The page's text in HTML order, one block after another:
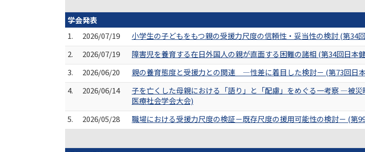
学会発表
1.
2026/07/19
小学生の子どもをもつ親の受援力尺度の信頼性・妥当性の検討 (第34
2.
2026/07/19
障害児を養育する在日外国人の親が直面する困難の諸相 (第34回日本
3.
2026/06/20
親の養育態度と受援力との関連 ―性差に着目した検討－ (第73回日
4.
2026/06/14
子を亡くした母親における「語り」と「配慮」をめぐる一考察 ―被
医療社会学会大会)
5.
2026/05/28
職場における受援力尺度の検証－既存尺度の援用可能性の検討－ (第